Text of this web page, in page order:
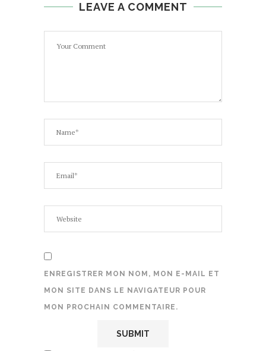
LEAVE A COMMENT
ENREGISTRER MON NOM, MON E-MAIL ET
MON SITE DANS LE NAVIGATEUR POUR
MON PROCHAIN COMMENTAIRE.